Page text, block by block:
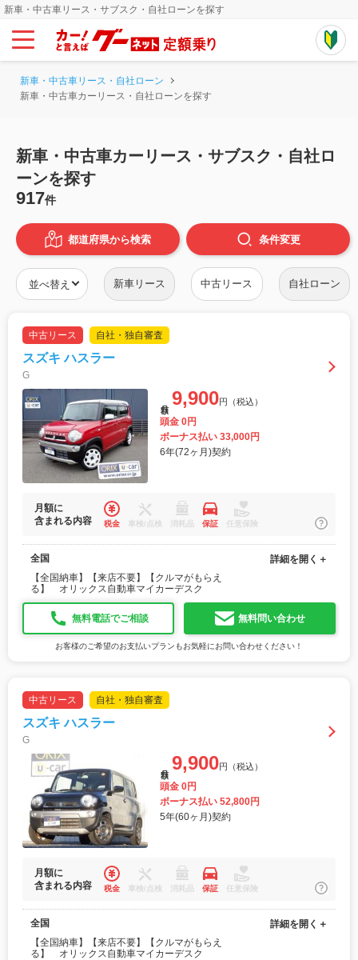
新車・中古車リース・サブスク・自社ローンを探す
新車・中古車リース・自社ローン
新車・中古車カーリース・自社ローンを探す
新車・中古車カーリース・サブスク・自社ロ
ーンを探す
917件
都道府県から検索 条件変更
新車リース 中古リース 自社ローン
中古リース 自社・独自審査
スズキ ハスラー
G
9,900円（税込）
頭金 0円
ボーナス払い 33,000円
6年(72ヶ月)契約
月額に
含まれる内容
税金 車検/点検 消耗品 保証 任意保険
全国
【全国納車】【来店不要】【クルマがもらえ
る】 オリックス自動車マイカーデスク
詳細を開く＋
無料電話でご相談 無料問い合わせ
お客様のご希望のお支払いプランもお気軽にお問い合わせください！
中古リース 自社・独自審査
スズキ ハスラー
G
9,900円（税込）
頭金 0円
ボーナス払い 52,800円
5年(60ヶ月)契約
月額に
含まれる内容
税金 車検/点検 消耗品 保証 任意保険
全国
【全国納車】【来店不要】【クルマがもらえ
る】 オリックス自動車マイカーデスク
詳細を開く＋